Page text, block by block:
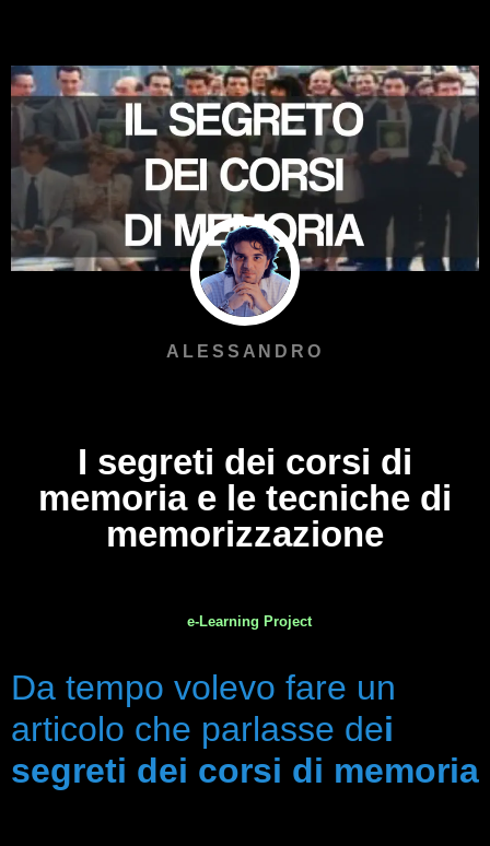
ALESSANDRO
I segreti dei corsi di
memoria e le tecniche di
memorizzazione
e-Learning Project
Da tempo volevo fare un
articolo che parlasse dei
segreti dei corsi di memoria